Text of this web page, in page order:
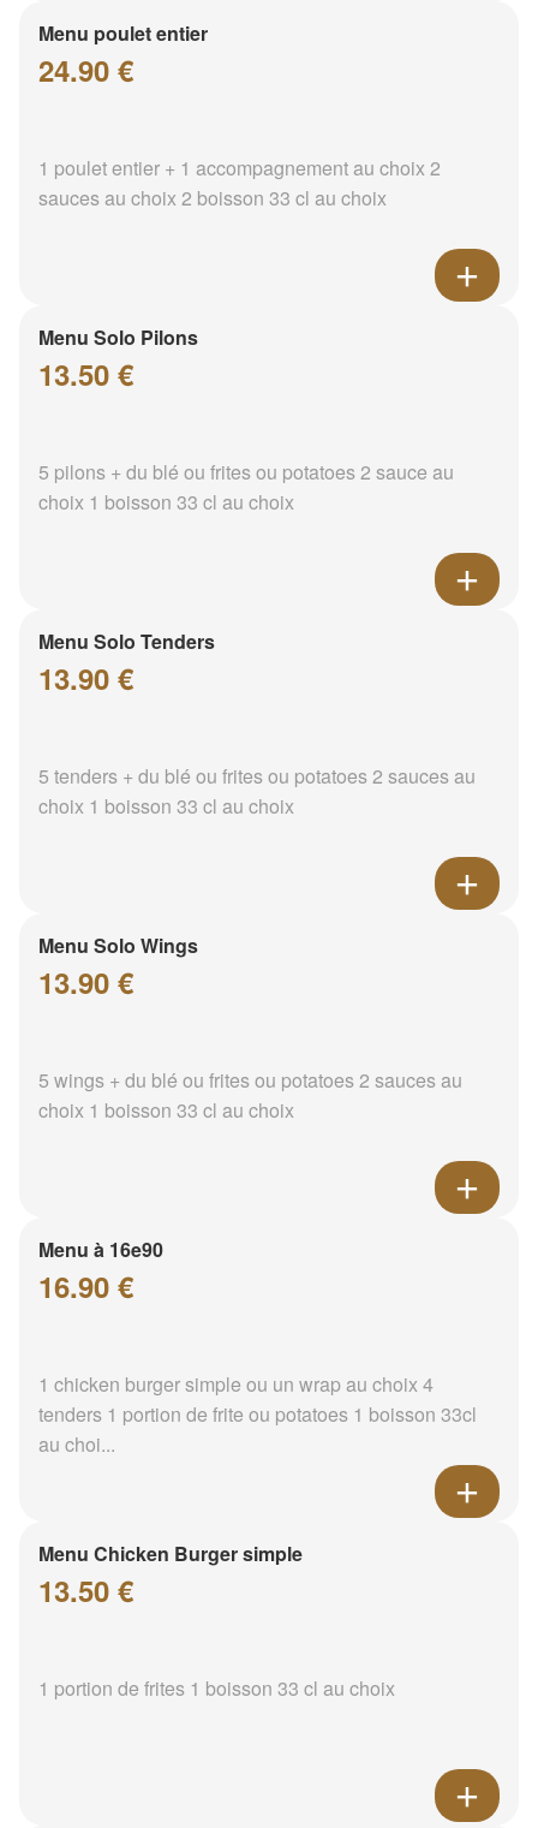
Menu poulet entier
24.90 €
1 poulet entier + 1 accompagnement au choix 2
sauces au choix 2 boisson 33 cl au choix
Menu Solo Pilons
13.50 €
5 pilons + du blé ou frites ou potatoes 2 sauce au
choix 1 boisson 33 cl au choix
Menu Solo Tenders
13.90 €
5 tenders + du blé ou frites ou potatoes 2 sauces au
choix 1 boisson 33 cl au choix
Menu Solo Wings
13.90 €
5 wings + du blé ou frites ou potatoes 2 sauces au
choix 1 boisson 33 cl au choix
Menu à 16e90
16.90 €
1 chicken burger simple ou un wrap au choix 4
tenders 1 portion de frite ou potatoes 1 boisson 33cl
au choi...
Menu Chicken Burger simple
13.50 €
1 portion de frites 1 boisson 33 cl au choix